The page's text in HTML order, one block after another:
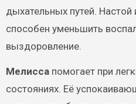
дыхательных путей. Настой
способен уменьшить
выздоровление.
Мелиссапомогает при
состояниях. Её